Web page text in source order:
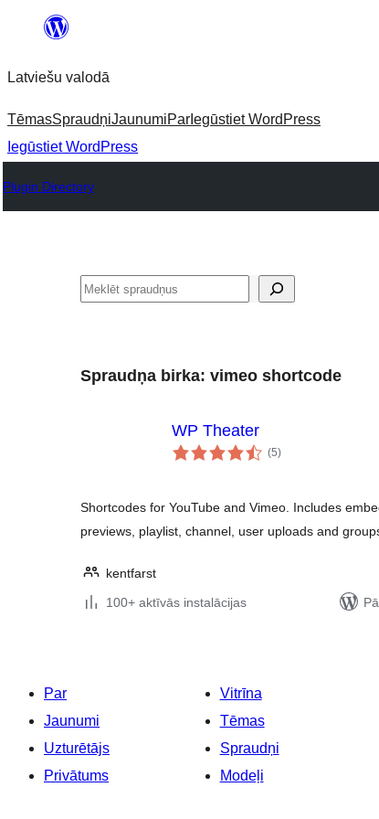
Pāriet
saturu
Latviešu valodā
TēmasSpraudņiJaunumiPar Iegūstiet WordPress
Iegūstiet WordPress
Plugin Directory
Meklēt
Spraudņa birka: vimeo shortcode
WP Theater
(5vērtējumu
kopsumma
)
Shortcodes for YouTube and Vimeo. Includes
previews, playlist, channel, user uploads and
kentfarst
100+ aktīvās instalācijas
Par
Jaunumi
Uzturētājs
Privātums
Vitrīna
Tēmas
Spraudņi
Modeļi